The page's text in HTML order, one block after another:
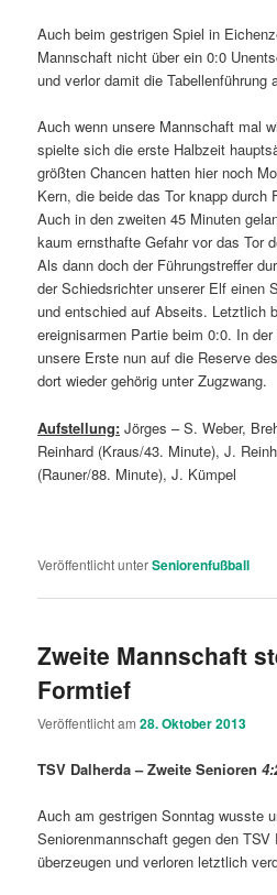
Auch beim gestrigen Spiel in
Mannschaft nicht über ein 0:0
und verlor damit die Tabellenführung
Auch wenn unsere Mannschaft mal
spielte sich die erste Halbzeit
größten Chancen hatten hier noch
Kern, die beide das Tor knapp durch
Auch in den zweiten 45 Minuten
kaum ernsthafte Gefahr vor das Tor
Als dann doch der Führungstreffer
der Schiedsrichter unserer Elf einen
und entschied auf Abseits. Letztlich
ereignisarmen Partie beim 0:0. In
unsere Erste nun auf die Reserve
dort wieder gehörig unter Zugzwang.
Aufstellung: Jörges – S. Weber,
Reinhard (Kraus/43. Minute), J.
(Rauner/88. Minute), J. Kümpel
Veröffentlicht unterSeniorenfußball
Zweite Mannschaft
Formtief
Veröffentlicht am28. Oktober 2013
TSV Dalherda – Zweite Senioren
Auch am gestrigen Sonntag wusste
Seniorenmannschaft gegen den TSV
überzeugen und verloren letztlich